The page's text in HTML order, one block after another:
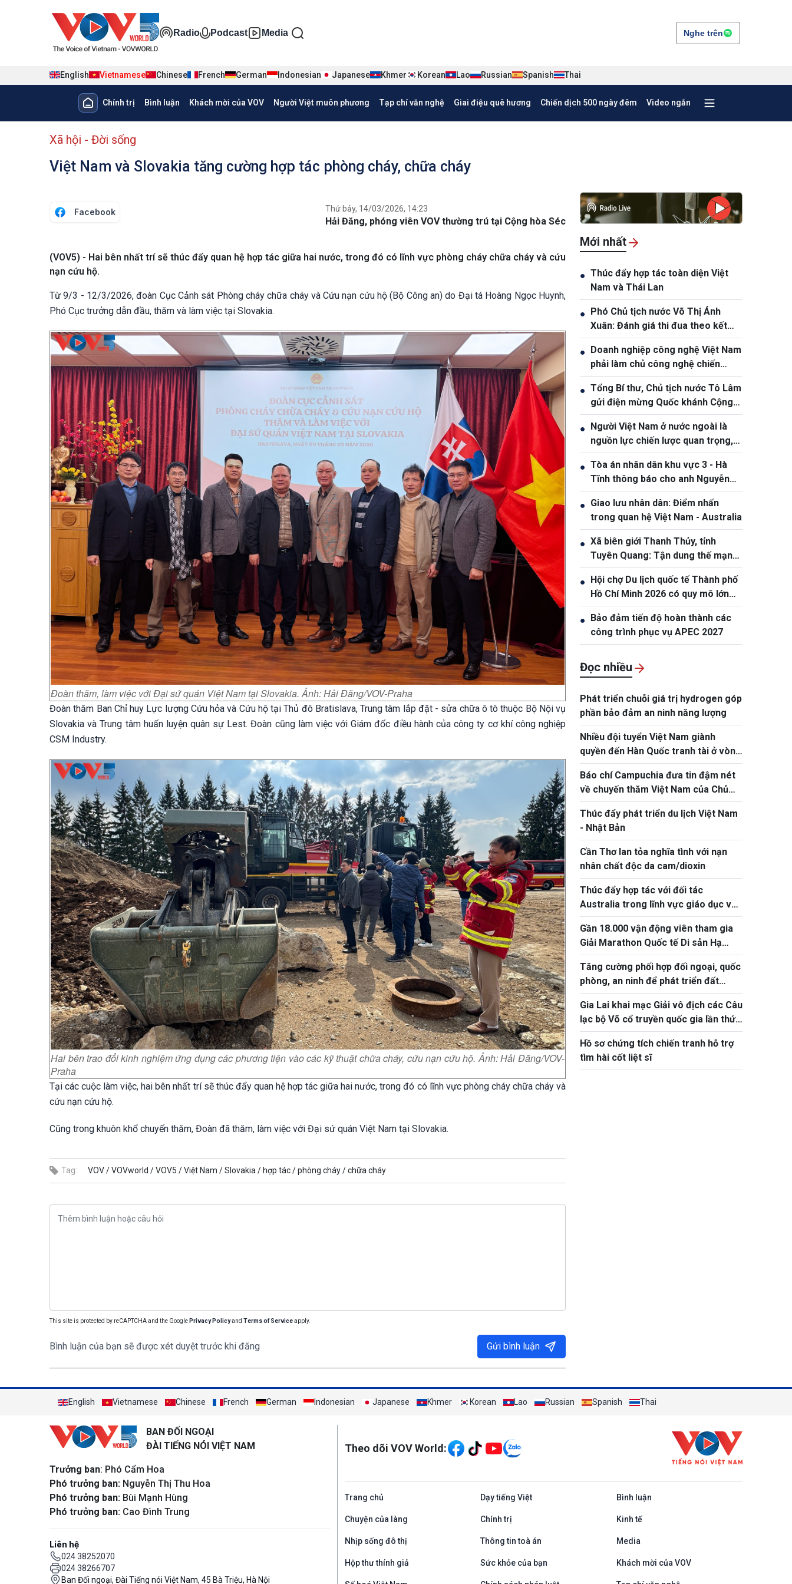
Đa phương tiện tiếng Việt
Radio Podcast Media Nghe trên
English Vietnamese Chinese French German Indonesian Japanese Khmer Korean Lao Russian Spanish Thai
Main navigation
Chính trị Bình luận Khách mời của VOV Người Việt muôn phương Tạp chí văn nghệ Giai điệu quê hương Chiến dịch 500 ngày đêm Video ngắn
menu phụ tiếng Việt
Xã hội - Đời sống
Việt Nam và Slovakia tăng cường hợp tác phòng cháy, chữa cháy
Facebook Thứ bảy, 14/03/2026, 14:23
Hải Đăng, phóng viên VOV thường trú tại Cộng hòa Séc
(VOV5) - Hai bên nhất trí sẽ thúc đẩy quan hệ hợp tác giữa hai nước, trong đó có lĩnh vực phòng cháy chữa cháy và cứu
nạn cứu hộ.
Từ 9/3 - 12/3/2026, đoàn Cục Cảnh sát Phòng cháy chữa cháy và Cứu nạn cứu hộ (Bộ Công an) do Đại tá Hoàng Ngọc Huynh,
Phó Cục trưởng dẫn đầu, thăm và làm việc tại Slovakia.
Đoàn thăm, làm việc với Đại sứ quán Việt Nam tại Slovakia. Ảnh: Hải Đăng/VOV-Praha
Đoàn thăm Ban Chỉ huy Lực lượng Cứu hỏa và Cứu hộ tại Thủ đô Bratislava, Trung tâm lắp đặt - sửa chữa ô tô thuộc Bộ Nội vụ
Slovakia và Trung tâm huấn luyện quân sự Lest. Đoàn cũng làm việc với Giám đốc điều hành của công ty cơ khí công nghiệp
CSM Industry.
Hai bên trao đổi kinh nghiệm ứng dụng các phương tiện vào các kỹ thuật chữa cháy, cứu nạn cứu hộ. Ảnh: Hải Đăng/VOV-
Praha
Tại các cuộc làm việc, hai bên nhất trí sẽ thúc đẩy quan hệ hợp tác giữa hai nước, trong đó có lĩnh vực phòng cháy chữa cháy và
cứu nạn cứu hộ.
Cũng trong khuôn khổ chuyến thăm, Đoàn đã thăm, làm việc với Đại sứ quán Việt Nam tại Slovakia.
Tag: VOV /VOVworld /VOV5 /Việt Nam /Slovakia / hợp tác /phòng cháy /chữa cháy
This site is protected by reCAPTCHA and the Google Privacy Policyand Terms of Serviceapply.
Bình luận của bạn sẽ được xét duyệt trước khi đăng Gửi bình luận
Mới nhất
● Thúc đẩy hợp tác toàn diện Việt
Nam và Thái Lan
● Phó Chủ tịch nước Võ Thị Ánh
Xuân: Đánh giá thi đua theo kết
quả, sản phẩm và hiệu quả thực tế
● Doanh nghiệp công nghệ Việt Nam
phải làm chủ công nghệ chiến
lược, vươn ra thị trường quốc tế
● Tổng Bí thư, Chủ tịch nước Tô Lâm
gửi điện mừng Quốc khánh Cộng
hòa Bờ Biển Ngà
● Người Việt Nam ở nước ngoài là
nguồn lực chiến lược quan trọng,
góp phần nâng cao sức mạnh tổng
hợp quốc gia
● Tòa án nhân dân khu vực 3 - Hà
Tĩnh thông báo cho anh Nguyễn
Văn Đông
● Giao lưu nhân dân: Điểm nhấn
trong quan hệ Việt Nam - Australia
● Xã biên giới Thanh Thủy, tỉnh
Tuyên Quang: Tận dung thế mạnh
tự nhiên để nâng cao đời sống
nhân dân
● Hội chợ Du lịch quốc tế Thành phố
Hồ Chí Minh 2026 có quy mô lớn
nhất từ trước đến nay
● Bảo đảm tiến độ hoàn thành các
công trình phục vụ APEC 2027
Đọc nhiều
Phát triển chuỗi giá trị hydrogen góp
phần bảo đảm an ninh năng lượng
Nhiều đội tuyển Việt Nam giành
quyền đến Hàn Quốc tranh tài ở vòng
chung kết NYPC 2026
Báo chí Campuchia đưa tin đậm nét
về chuyến thăm Việt Nam của Chủ
tịch Quốc hội Khuon Sudary
Thúc đẩy phát triển du lịch Việt Nam
- Nhật Bản
Cần Thơ lan tỏa nghĩa tình với nạn
nhân chất độc da cam/dioxin
Thúc đẩy hợp tác với đối tác
Australia trong lĩnh vực giáo dục và
ứng phó biến đổi khí hậu
Gần 18.000 vận động viên tham gia
Giải Marathon Quốc tế Di sản Hạ
Long 2026
Tăng cường phối hợp đối ngoại, quốc
phòng, an ninh để phát triển đất
nước
Gia Lai khai mạc Giải vô địch các Câu
lạc bộ Võ cổ truyền quốc gia lần thứ
XV năm 2026
Hồ sơ chứng tích chiến tranh hỗ trợ
tìm hài cốt liệt sĩ
English Vietnamese Chinese French German Indonesian Japanese Khmer Korean Lao Russian Spanish Thai
BAN ĐỐI NGOẠI
ĐÀI TIẾNG NÓI VIỆT NAM
Trưởng ban: Phó Cẩm Hoa
Phó trưởng ban: Nguyễn Thị Thu Hoa
Phó trưởng ban: Bùi Mạnh Hùng
Phó trưởng ban: Cao Đình Trung
Liên hệ
024 38252070
024 38266707
Ban Đối ngoại, Đài Tiếng nói Việt Nam, 45 Bà Triệu, Hà Nội
Theo dõi VOV World:
Trang chủ Dạy tiếng Việt Bình luận
Chuyện của làng Chính trị Kinh tế
Nhịp sống đô thị Thông tin toà án Media
Hộp thư thính giả Sức khỏe của bạn Khách mời của VOV